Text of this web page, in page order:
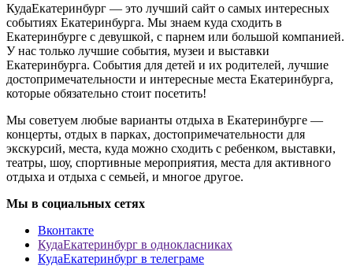
КудаЕкатеринбург — это лучший сайт о самых интересных
событиях Екатеринбурга. Мы знаем куда сходить в
Екатеринбурге с девушкой, с парнем или большой компанией.
У нас только лучшие события, музеи и выставки
Екатеринбурга. События для детей и их родителей, лучшие
достопримечательности и интересные места Екатеринбурга,
которые обязательно стоит посетить!
Мы советуем любые варианты отдыха в Екатеринбурге —
концерты, отдых в парках, достопримечательности для
экскурсий, места, куда можно сходить с ребенком, выставки,
театры, шоу, спортивные мероприятия, места для активного
отдыха и отдыха с семьей, и многое другое.
Мы в социальных сетях
Вконтакте
КудаЕкатеринбург в однокласниках
КудаЕкатеринбург в телеграме